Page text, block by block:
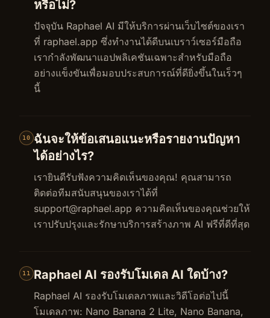
หรือไม่?
ปัจจุบัน Raphael AI มีให้บริการผ่านเว็บไซต์ของเรา
ที่ raphael.app ซึ่งทำงานได้ดีบนเบราว์เซอร์มือถือ
เรากำลังพัฒนาแอปพลิเคชันเฉพาะสำหรับมือถือ
อย่างแข็งขันเพื่อมอบประสบการณ์ที่ดียิ่งขึ้นในเร็วๆ
นี้
10
ฉันจะให้ข้อเสนอแนะหรือรายงานปัญหา
ได้อย่างไร?
เรายินดีรับฟังความคิดเห็นของคุณ! คุณสามารถ
ติดต่อทีมสนับสนุนของเราได้ที่
support@raphael.app ความคิดเห็นของคุณช่วยให้
เราปรับปรุงและรักษาบริการสร้างภาพ AI ฟรีที่ดีที่สุด
11 Raphael AI รองรับโมเดล AI ใดบ้าง?
Raphael AI รองรับโมเดลภาพและวิดีโอต่อไปนี้
โมเดลภาพ: Nano Banana 2 Lite, Nano Banana,